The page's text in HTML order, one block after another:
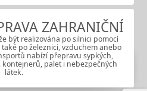
ZAHRANIČNÍ
být realizována po silnici pomocí
po železnici, vzduchem anebo
nabízí přepravu sypkých,
palet i nebezpečných
látek.